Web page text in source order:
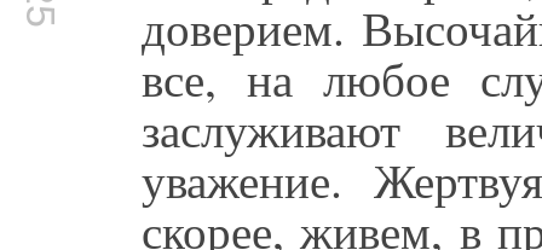
доверием.
все, на любое
заслуживают
уважение.
скорее, живем, в